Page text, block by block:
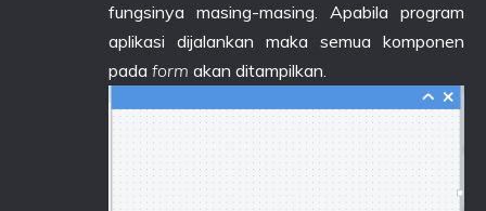
fungsinya masing-masing. Apabila program
aplikasi dijalankan maka semua komponen
pada form akan ditampilkan.